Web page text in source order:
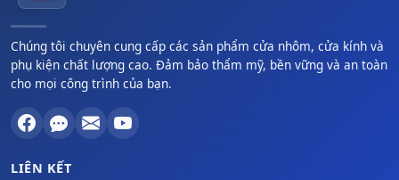
Chúng tôi chuyên cung cấp các sản phẩm cửa nhôm, cửa kính và
phụ kiện chất lượng cao. Đảm bảo thẩm mỹ, bền vững và an toàn
cho mọi công trình của bạn.
LIÊN KẾT